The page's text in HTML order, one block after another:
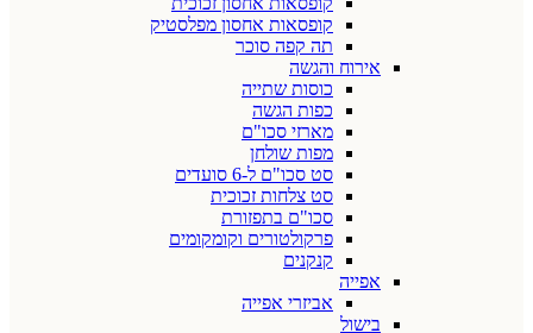
קופסאות אחסון מפלסטיק
תה קפה סוכר
אירוח והגשה
כוסות שתייה
כפות הגשה
מארזי סכו"ם
מפות שולחן
סט סכו"ם ל-6 סועדים
סט צלחות זכוכית
סכו"ם בתפזורת
פרקולטורים וקומקומים
קנקנים
אפייה
אביזרי אפייה
בישול